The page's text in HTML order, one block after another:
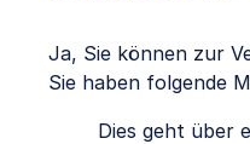
Ja, Sie können zur
Sie haben folgende
Dies geht über